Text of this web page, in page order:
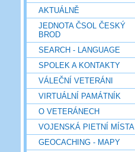
AKTUÁLNĚ
JEDNOTA ČSOL ČESKÝ
BROD
SEARCH - LANGUAGE
SPOLEK A KONTAKTY
VÁLEČNÍ VETERÁNI
VIRTUÁLNÍ PAMÁTNÍK
O VETERÁNECH
VOJENSKÁ PIETNÍ MÍSTA
GEOCACHING - MAPY